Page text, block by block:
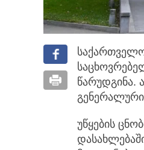
წარუდგინა.
უწყების